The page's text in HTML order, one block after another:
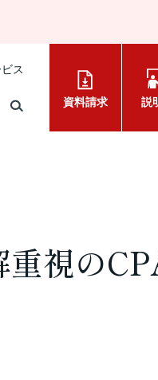
ス
資料請求 説
重視の